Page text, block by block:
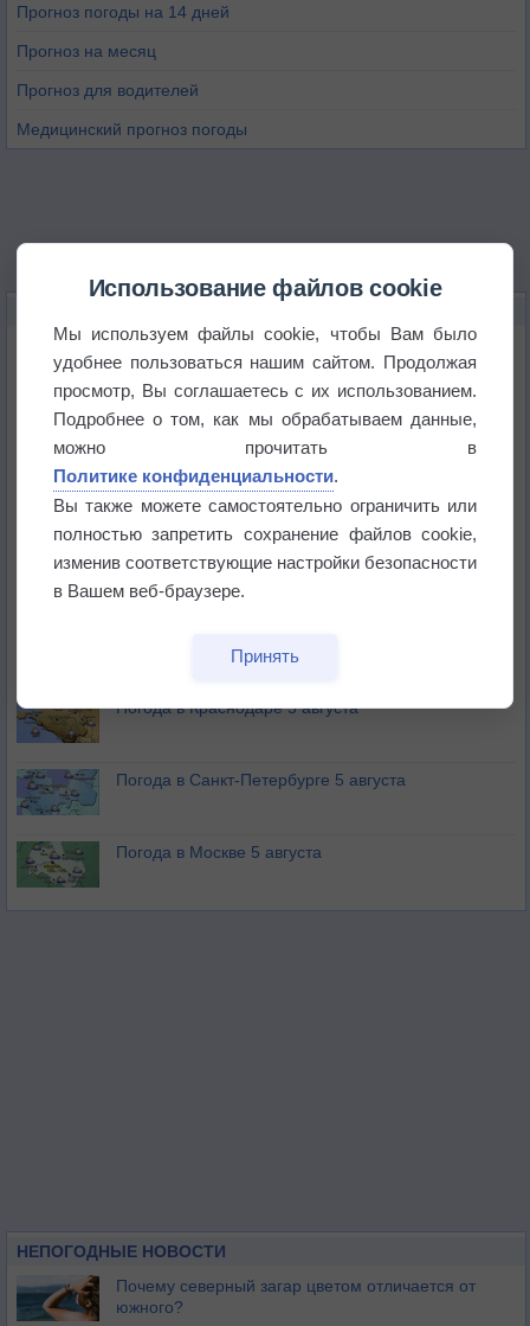
Прогноз погоды на 14 дней
Прогноз на месяц
Прогноз для водителей
Медицинский прогноз погоды
Дневная температура воздуха в ОАЭ превысила
+51°
Европейские столицы бьют рекорды жары
Впервые за 155 лет в Лондоне в течение месяца
не выпадал дождь
Лето продолжит щедро раздавать своё тепло!
Погода в Краснодаре 5 августа
Погода в Санкт-Петербурге 5 августа
Погода в Москве 5 августа
НЕПОГОДНЫЕ НОВОСТИ
Почему северный загар цветом отличается от
южного?
Использование файлов cookie
Мы используем файлы cookie, чтобы Вам было
удобнее пользоваться нашим сайтом. Продолжая
просмотр, Вы соглашаетесь с их использованием.
Подробнее о том, как мы обрабатываем данные,
можно прочитать в
Политике конфиденциальности.
Вы также можете самостоятельно ограничить или
полностью запретить сохранение файлов cookie,
изменив соответствующие настройки безопасности
в Вашем веб-браузере.
Принять